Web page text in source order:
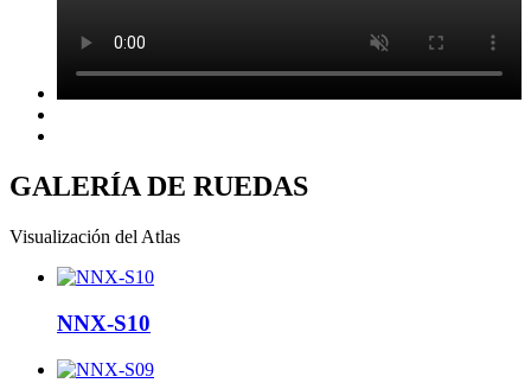
GALERÍA DE RUEDAS
Visualización del Atlas
NNX-S10